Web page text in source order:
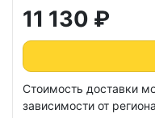
11 130 ₽
Стоимость доставки
зависимости от региона